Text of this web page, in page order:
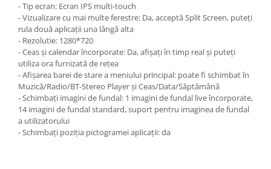
- Tip ecran: Ecran IPS multi-touch
- Vizualizare cu mai multe ferestre: Da, acceptă Split Screen, puteți
rula două aplicații una lângă alta
- Rezolutie: 1280*720
- Ceas și calendar încorporate: Da, afișați în timp real și puteți
utiliza ora furnizată de rețea
- Afișarea barei de stare a meniului principal: poate fi schimbat în
Muzică/Radio/BT-Stereo Player și Ceas/Data/Săptămână
- Schimbați imagini de fundal: 1 imagini de fundal live încorporate,
14 imagini de fundal standard, suport pentru imaginea de fundal
a utilizatorului
- Schimbați poziția pictogramei aplicații: da